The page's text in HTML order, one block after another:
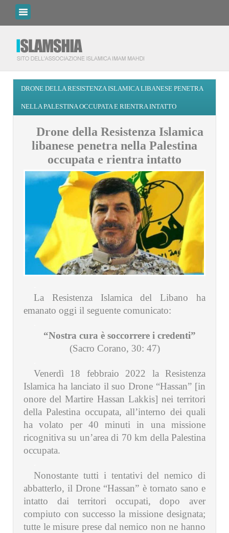
DRONE DELLA RESISTENZA ISLAMICA LIBANESE PENETRA
NELLA PALESTINA OCCUPATA E RIENTRA INTATTO
Drone della Resistenza Islamica
libanese penetra nella Palestina
occupata e rientra intatto
La Resistenza Islamica del Libano ha
emanato oggi il seguente comunicato:
“Nostra cura è soccorrere i credenti”
(Sacro Corano, 30: 47)
Venerdì 18 febbraio 2022 la Resistenza
Islamica ha lanciato il suo Drone “Hassan” [in
onore del Martire Hassan Lakkis] nei territori
della Palestina occupata, all’interno dei quali
ha volato per 40 minuti in una missione
ricognitiva su un’area di 70 km della Palestina
occupata.
Nonostante tutti i tentativi del nemico di
abbatterlo, il Drone “Hassan” è tornato sano e
intatto dai territori occupati, dopo aver
compiuto con successo la missione designata;
tutte le misure prese dal nemico non ne hanno